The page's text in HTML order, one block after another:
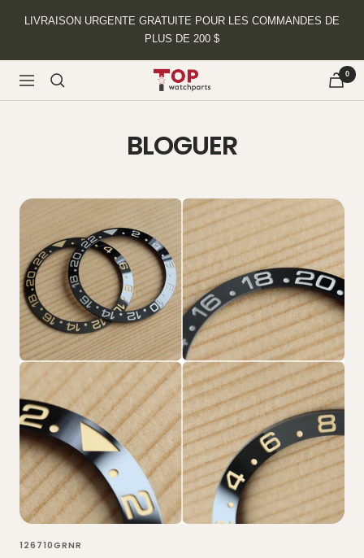
LIVRAISON URGENTE GRATUITE POUR LES COMMANDES DE
PLUS DE 200 $
Navigation topwatchparts.com 0
BLOGUER
126710GRNR